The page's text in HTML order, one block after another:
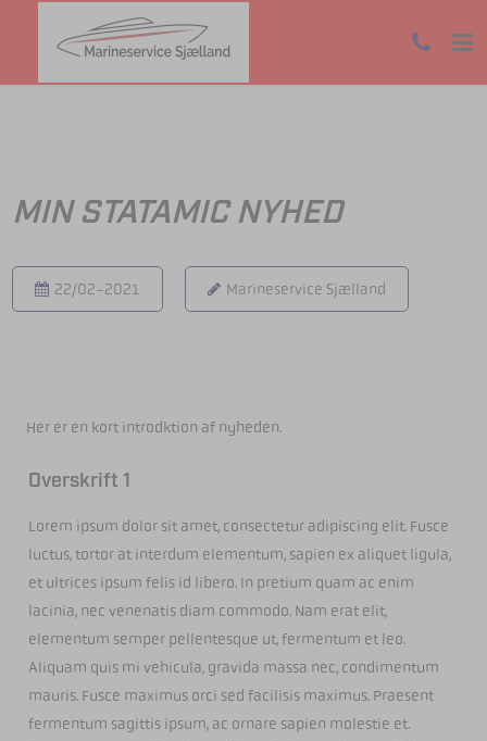
MIN STATAMIC NYHED
22/02-2021 Marineservice Sjælland
Her er en kort introdktion af nyheden.
Overskrift 1
Lorem ipsum dolor sit amet, consectetur adipiscing elit. Fusce
luctus, tortor at interdum elementum, sapien ex aliquet ligula,
et ultrices ipsum felis id libero. In pretium quam ac enim
lacinia, nec venenatis diam commodo. Nam erat elit,
elementum semper pellentesque ut, fermentum et leo.
Aliquam quis mi vehicula, gravida massa nec, condimentum
mauris. Fusce maximus orci sed facilisis maximus. Praesent
fermentum sagittis ipsum, ac ornare sapien molestie et.